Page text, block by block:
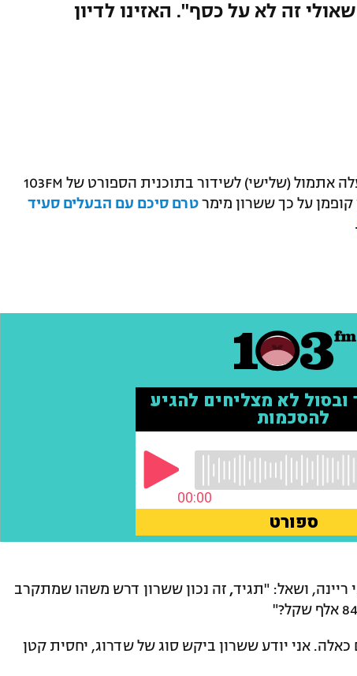
זה לא על כסף". האזינו לדיון
כתב וואלה וספורט1, רענן ברנובסקי, עלה אתמול (שלישי) לשידור בתוכנית הספורט של 103FM
קופמן על כך ששרון מימר טרם סיכם עם הבעלים סעיד
.
ושאל: "תגיד, זה נכון ששרון דרש משהו שמתקרב
אני יודע ששרון ביקש סוג של שדרוג, יחסית קטן